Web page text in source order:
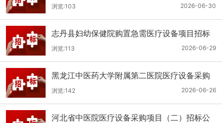
开招标招标公告
2026-06-30
浏览:103
志丹县妇幼保健院购置急需医疗设备项目招标
公告
2026-06-29
浏览:113
黑龙江中医药大学附属第二医院医疗设备采购
(二次)招标公告
2026-06-26
浏览:142
河北省中医院医疗设备采购项目（二）招标公